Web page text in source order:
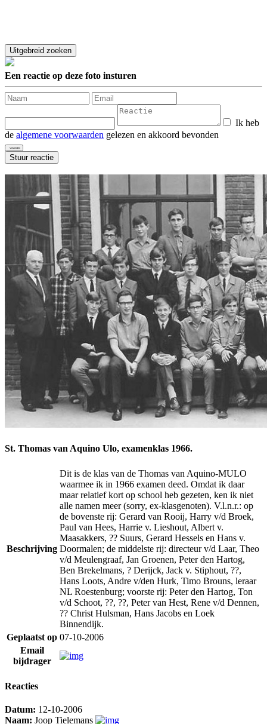
Een reactie op deze foto insturen
Ik heb
de algemene voorwaarden gelezen en akkoord bevonden
St. Thomas van Aquino Ulo, examenklas 1966.
Beschrijving
Dit is de klas van de Thomas van Aquino-MULO
waarmee ik in 1966 examen deed. Omdat ik daar
maar relatief kort op school heb gezeten, ken ik niet
alle namen meer (sorry, ex-klasgenoten). V.l.n.r.: op
de bovenste rij: Gerard van Rooij, Harry v/d Broek,
Paul van Hees, Harrie v. Lieshout, Albert v.
Maasakkers, ?? Suurs, Gerard Hessels en Hans v.
Doormalen; de middelste rij: directeur v/d Laar, Theo
v/d Meulengraaf, Jan Groenen, Peter den Hartog,
Ben Brekelmans, ? Derijck, Jack v. Stiphout, ??,
Hans Loots, Andre v/den Hurk, Timo Brouns, leraar
NL Roestenburg; voorste rij: Peter den Hartog, Ton
v/d Schoot, ??, ??, Peter van Hest, Rene v/d Dennen,
?? Christ Hulsman, Hans Jacobs en Loek
Binnendijk.
Geplaatst op 07-10-2006
Email
bijdrager
Reacties
Datum: 12-10-2006
Naam: Joop Tielemans